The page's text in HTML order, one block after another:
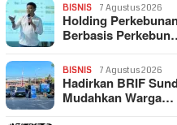
BISNIS 7 Agustus 2026
Holding
Berbasis
BISNIS 7 Agustus 2026
Hadirkan BRIF
Mudahkan Warga…